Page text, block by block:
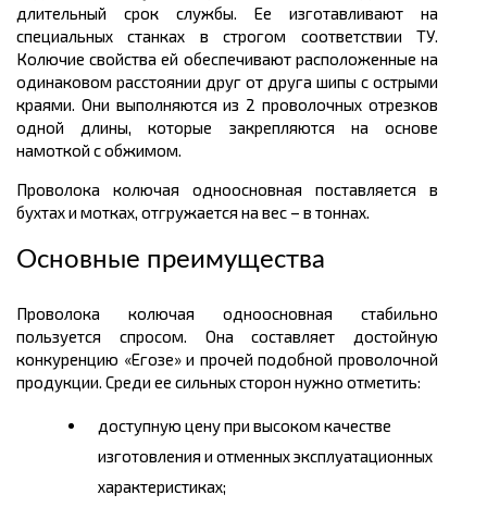
длительный срок службы. Ее изготавливают на
специальных станках в строгом соответствии ТУ.
Колючие свойства ей обеспечивают расположенные на
одинаковом расстоянии друг от друга шипы с острыми
краями. Они выполняются из 2 проволочных отрезков
одной длины, которые закрепляются на основе
намоткой с обжимом.
Проволока колючая одноосновная поставляется в
бухтахи мотках, отгружается на вес – в тоннах.
Основные преимущества
Проволока колючая одноосновная стабильно
пользуется спросом. Она составляет достойную
конкуренцию «Егозе» и прочей подобной проволочной
продукции. Среди ее сильных сторон нужно отметить:
доступную ценупри высоком качестве
изготовления и отменных эксплуатационных
характеристиках;